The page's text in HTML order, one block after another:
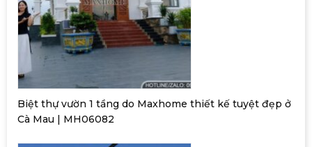
Biệt thự vườn 1 tầng do Maxhome thiết kế tuyệt đẹp ở
Cà Mau | MH06082